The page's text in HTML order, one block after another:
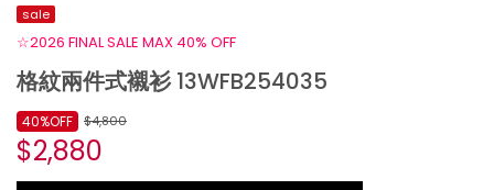
sale
☆2026 FINAL SALE MAX 40% OFF
格紋兩件式襯衫 13WFB254035
$4,800
$2,880
40%OFF